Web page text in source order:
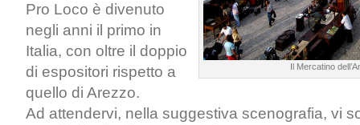
Il Mercatino
Pro Loco è divenuto
negli anni il primo in
Italia, con oltre il doppio
di espositori rispetto a
quello di Arezzo.
Ad attendervi, nella suggestiva scenografia, vi